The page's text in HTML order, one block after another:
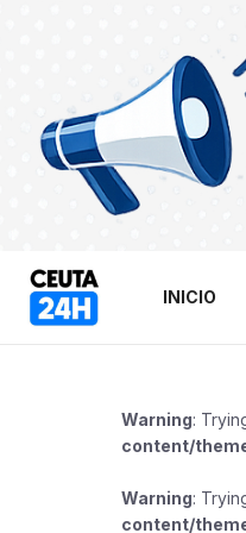
INICIO
Warning:
content/
Warning:
content/